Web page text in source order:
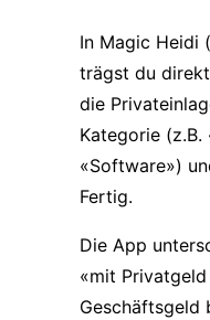
In Magic Heidi
trägst du
die
Kategorie (z.B.
«Software»)
Fertig.
Die App
«mit
Geschäftsgeld